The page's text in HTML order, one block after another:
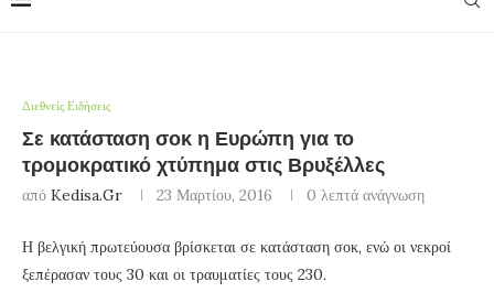
Διεθνείς Ειδήσεις
Σε κατάσταση σοκ η Ευρώπη για το
τρομοκρατικό χτύπημα στις Βρυξέλλες
από Kedisa.gr 23 Μαρτίου, 2016 0 λεπτά ανάγνωση
Η βελγική πρωτεύουσα βρίσκεται σε κατάσταση σοκ, ενώ οι νεκροί
ξεπέρασαν τους 30 και οι τραυματίες τους 230.